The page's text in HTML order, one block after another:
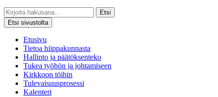
Etsi
Etsi sivustolta
Etusivu
Tietoa hiippakunnasta
Hallinto ja päätöksenteko
Tukea työhön ja johtamiseen
Kirkkoon töihin
Tulevaisuusprosessi
Kalenteri